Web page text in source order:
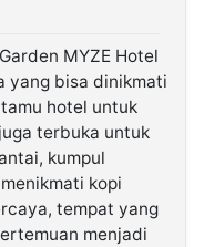
MYZE Hotel
yang bisa dinikmati
hotel untuk
terbuka untuk
kumpul
kopi
tempat yang
menjadi